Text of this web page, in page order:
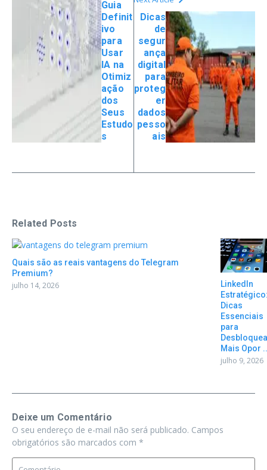
Guia
Definit
ivo
para
Usar
IA na
Otimiz
ação
dos
Seus
Estudo
s
Dicas
de
segur
ança
digital
para
proteg
er
dados
pesso
ais
Related Posts
Quais são as reais vantagens do Telegram
Premium?
julho 14, 2026
LinkedIn
Dicas
Essenciais
para
Mais Opor
julho 9, 2026
Deixe um Comentário
O seu endereço de e-mail não será publicado. Campos
obrigatórios são marcados com *